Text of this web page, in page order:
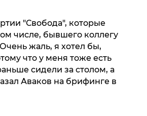
"Свобода", которые
числе, бывшего коллегу
жаль, я хотел бы,
что у меня тоже есть
сидели за столом, а
Аваков на брифинге в